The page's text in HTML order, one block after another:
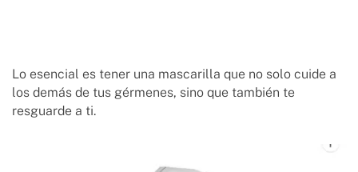
Lo esencial es tener una mascarilla que no solo cuide a
los demás de tus gérmenes, sino que también te
resguarde a ti.